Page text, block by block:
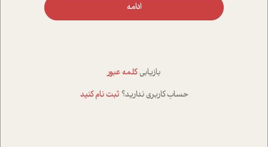
ادامه
بازیابی کلمه عبور
حساب کاربری ندارید؟ ثبت نام کنید